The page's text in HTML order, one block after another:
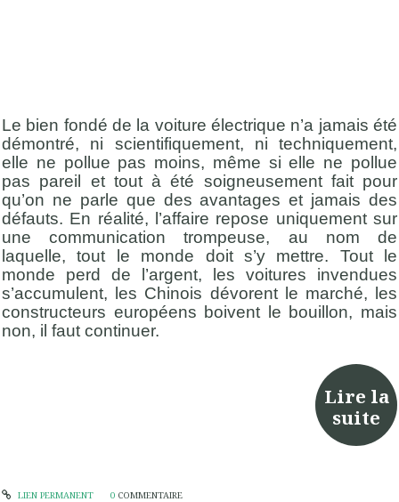
Le bien fondé de la voiture électrique n’a jamais été
démontré, ni scientifiquement, ni techniquement,
elle ne pollue pas moins, même si elle ne pollue
pas pareil et tout à été soigneusement fait pour
qu’on ne parle que des avantages et jamais des
défauts. En réalité, l’affaire repose uniquement sur
une communication trompeuse, au nom de
laquelle, tout le monde doit s’y mettre. Tout le
monde perd de l’argent, les voitures invendues
s’accumulent, les Chinois dévorent le marché, les
constructeurs européens boivent le bouillon, mais
non, il faut continuer.
Lire la
suite
LIEN PERMANENT 0 COMMENTAIRE